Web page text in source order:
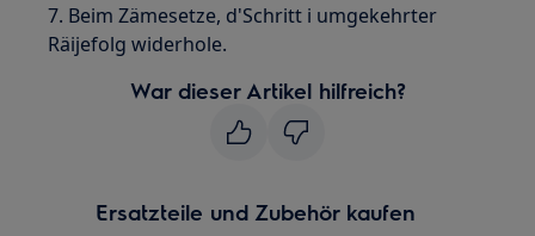
7. Beim Zämesetze, d'Schritt i umgekehrter
Räijefolg widerhole.
War dieser Artikel hilfreich?
Ersatzteile und Zubehör kaufen